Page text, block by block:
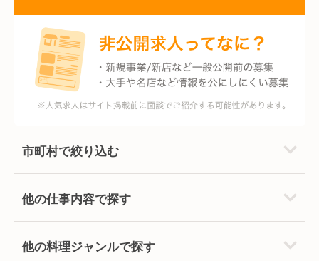
市町村で絞り込む
他の仕事内容で探す
他の料理ジャンルで探す